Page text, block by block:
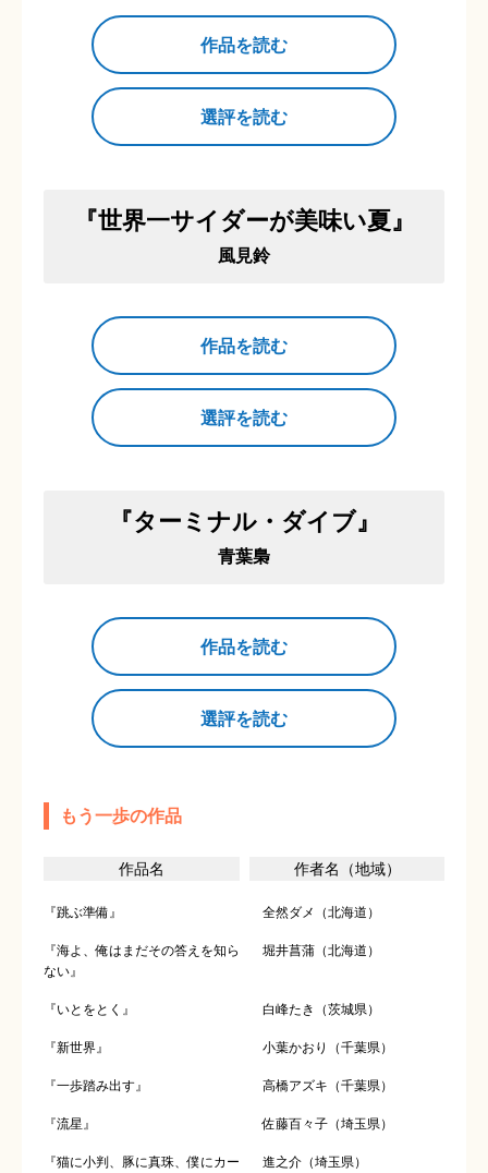
作品を読む
選評を読む
『世界一サイダーが美味い夏』
風見鈴
作品を読む
選評を読む
『ターミナル・ダイブ』
青葉梟
作品を読む
選評を読む
もう一歩の作品
作品名 作者名（地域）
『跳ぶ準備』 全然ダメ（北海道）
『海よ、俺はまだその答えを知ら
ない』
堀井菖蒲（北海道）
『いとをとく』 白峰たき（茨城県）
『新世界』 小葉かおり（千葉県）
『一歩踏み出す』 高橋アズキ（千葉県）
『流星』 佐藤百々子（埼玉県）
『猫に小判、豚に真珠、僕にカー 進之介（埼玉県）